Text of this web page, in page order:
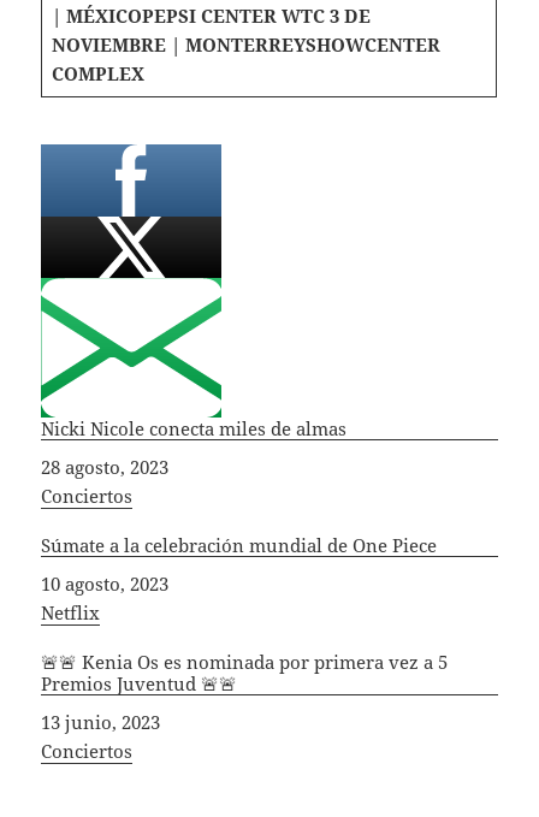
| MÉXICOPEPSI CENTER WTC 3 DE
NOVIEMBRE | MONTERREYSHOWCENTER
COMPLEX
Nicki Nicole conecta miles de almas
Fecha
28 agosto, 2023
In relation to
Conciertos
Súmate a la celebración mundial de One Piece
Fecha
10 agosto, 2023
In relation to
Netflix
🚨🚨 Kenia Os es nominada por primera vez a 5
Premios Juventud 🚨🚨
Fecha
13 junio, 2023
In relation to
Conciertos